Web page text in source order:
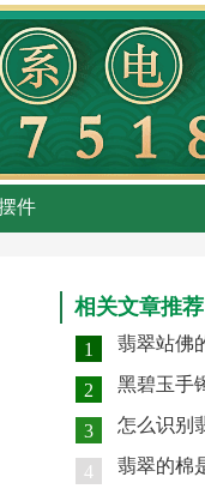
件
相关文章推荐
1
2
3
4